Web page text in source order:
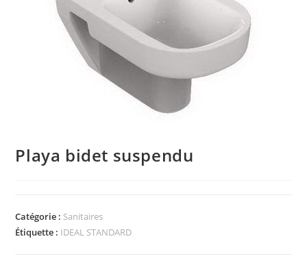
Playa bidet suspendu
Catégorie : Sanitaires
Étiquette : IDEAL STANDARD